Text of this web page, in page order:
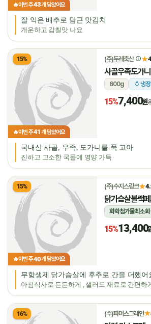
🔥이번 주43개 담았어요
잘 익은 배추로 담근 맛김치
개운하고 감칠맛 나요
15%
🔥이번 주41개 담았어요
(주)두레축산 ★
사골우족도가
600g 냉장
15%7,400원
국내산 사골, 우족, 도가니를 푹 고아
진하고 고소한 국물에 영양 가득
15%
🔥이번 주40개 담았어요
(주)수지스링크★
닭가슴살블랙
화학첨가물최소화
15%13,400
무항생제 닭가슴살에 후추로 간을 더했어
아침식사로 든든하게 , 샐러드 재료로 간편하
16% (주)파머스그레인★